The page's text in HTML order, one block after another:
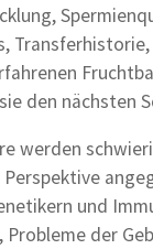
den nächsten
werden
und
Probleme der